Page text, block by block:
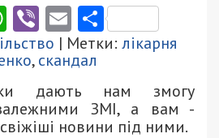
WhatsApp
ViberEmail
| Метки: лікарня
,скандал
дають нам змогу
ЗМІ, а вам -
новини під ними.